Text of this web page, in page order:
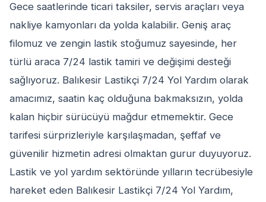
Gece saatlerinde ticari taksiler, servis araçları veya
nakliye kamyonları da yolda kalabilir. Geniş araç
filomuz ve zengin lastik stoğumuz sayesinde, her
türlü araca 7/24 lastik tamiri ve değişimi desteği
sağlıyoruz. Balıkesir Lastikçi 7/24 Yol Yardım olarak
amacımız, saatin kaç olduğuna bakmaksızın, yolda
kalan hiçbir sürücüyü mağdur etmemektir. Gece
tarifesi sürprizleriyle karşılaşmadan, şeffaf ve
güvenilir hizmetin adresi olmaktan gurur duyuyoruz.
Lastik ve yol yardım sektöründe yılların tecrübesiyle
hareket eden Balıkesir Lastikçi 7/24 Yol Yardım,